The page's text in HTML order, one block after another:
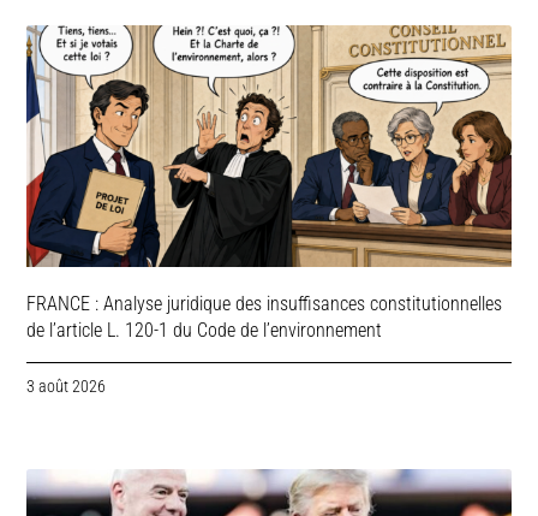
FRANCE : Analyse juridique des insuffisances constitutionnelles
de l’article L. 120-1 du Code de l’environnement
3 août 2026